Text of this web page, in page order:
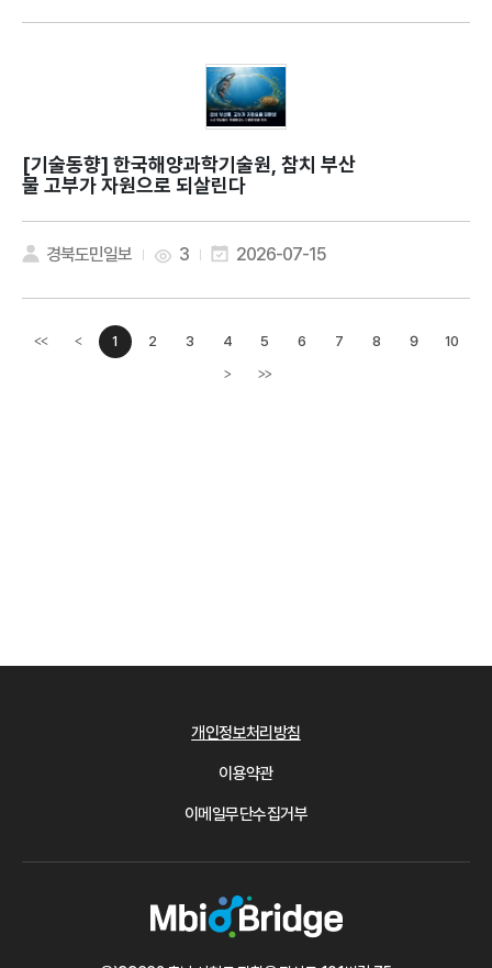
[기술동향]
물 고부가 자원으로 되살린다
경북도민일보 3 2026-07-15
<< <이전페이지
1 2 3 4 5 6 7 8 9 10
>다음페이지
>>
개인정보처리방침
이용약관
이메일무단수집거부